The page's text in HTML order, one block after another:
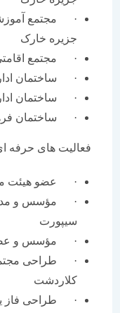
· مجتمع آموزشی
جزیره خارک
· مجتمع اقامتی
· ساختمان اداری
· ساختمان اداری
· ساختمان
فعالیت های حرفه ای
· عضو هیئت مدیره
· مؤسس و مدیر
سیپورت
· مؤسس و عضو
· طراحی مجتمع
کلاردشت
· طراحی فاز یک